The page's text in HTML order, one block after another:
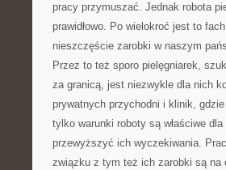
pracy przymuszać. Jednak robota
prawidłowo. Po wielokroć jest to
nieszczęście zarobki w naszym
Przez to też sporo pielęgniarek,
za granicą, jest niezwykle dla nich
prywatnych przychodni i klinik,
tylko warunki roboty są właściwe
przewyższyć ich wyczekiwania.
związku z tym też ich zarobki są na